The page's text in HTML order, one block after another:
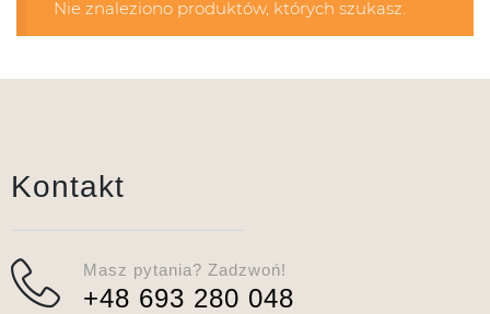
Nie znaleziono produktów, których szukasz.
Kontakt
Masz pytania? Zadzwoń!
+48 693 280 048